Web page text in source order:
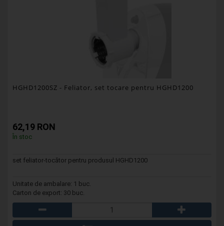
HGHD1200SZ - Feliator, set tocare pentru HGHD1200
62,19 RON
În stoc
set feliator-tocător pentru produsul HGHD1200
Unitate de ambalare: 1 buc.
Carton de export: 30 buc.